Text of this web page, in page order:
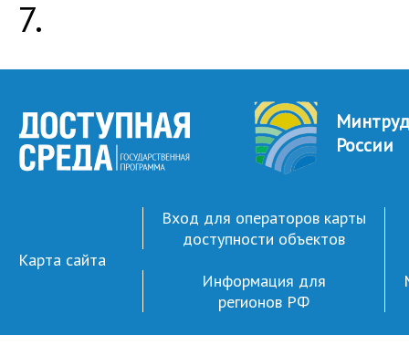
7.
Минтруд
России
Карта сайта
Вход для операторов карты
доступности объектов
Информация для
регионов РФ